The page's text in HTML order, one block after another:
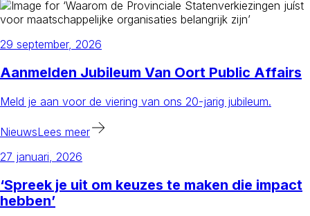
29 september, 2026
Aanmelden Jubileum Van Oort Public Affairs
Meld je aan voor de viering van ons 20-jarig jubileum.
NieuwsLees meer
27 januari, 2026
‘Spreek je uit om keuzes te maken die impact
hebben’